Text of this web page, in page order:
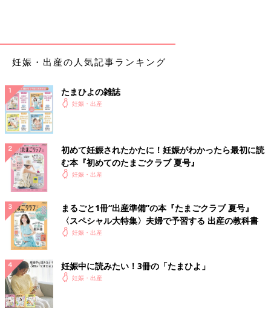
そして、たった2回いきんだだけで赤ちゃんが誕生。破水からわ
ずか30分ほどの、あっという間のできごとでした。家族の誰も出
ホッとしたのもつかの間、急に目の前がチカチ
カ…。
出産直後の血圧は、上が150と急上昇してしまいました。目の前
がチカチカし、動くと頭痛がひどくなるため、なかなか分娩台か
ら起き上がることができません。一般的には出産後に子宮復古を
促したらすぐ病室に戻るそうですが、私は動くことができず、5
時間ほど分娩室で横になり過ごしました。
その後、部屋に戻っても血圧は高いまま。頭痛はますますひどく
なり、起きても寝ていても治まりません。まるで孫悟空の輪が自
るような感覚と、鼓動と同じリズムを刻む頭痛に耐えるしかあり
ませんでした。
入院中の産後3日目に、精密検査のため総合病院を受診したとこ
妊娠・出産の人気記事ランキング
たまひよの雑誌
妊娠・出産
初めて妊娠されたかたに！妊娠がわかったら最初に読
む本『初めてのたまごクラブ 夏号』
妊娠・出産
まるごと1冊“出産準備”の本『たまごクラブ 夏号』
〈スペシャル大特集〉夫婦で予習する 出産の教科書
妊娠・出産
妊娠中に読みたい！3冊の「たまひよ」
妊娠・出産